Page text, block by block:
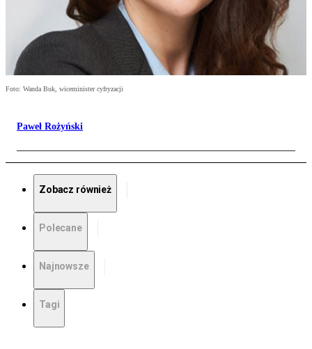
Foto: Wanda Buk, wiceminister cyfryzacji
Paweł Rożyński
Zobacz również
Polecane
Najnowsze
Tagi